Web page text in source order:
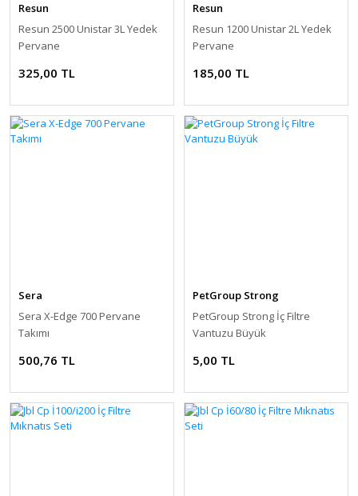
Resun
Resun 2500 Unistar 3L Yedek
Pervane
325,00 TL
Resun
Resun 1200 Unistar 2L Yedek
Pervane
185,00 TL
Sera
Sera X-Edge 700 Pervane
Takımı
500,76 TL
PetGroup Strong
PetGroup Strong İç Filtre
Vantuzu Büyük
5,00 TL